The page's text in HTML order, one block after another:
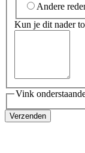
Andere
Kun je dit nader
Vink
Verzenden